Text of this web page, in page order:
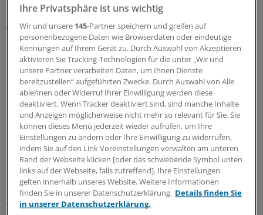
MEHR ZUM THEMA
Notfallversorgung
Neuer Bereitschaftsdienst in Nordrhein ist ein
Erfolgsmodell
In nur zwölf Stunden waren die 6.000 Fahrdienste
vergeben: Der neu strukturierte ärztliche
Bereitschaftsdienst in Nordrhein wird gut angenommen.
Zuständig sind spezielle Kooperationsmediziner.
07.08.2026
Sparpaket sorgt für Unsicherheit
Praxisbesonderheiten in Zeiten des GKV-
Spargesetzes: Klarheit soll es in der kommenden
Woche geben
Ihre Privatsphäre ist uns wichtig
Wir und unsere 145-Partner speichern und greifen auf
personenbezogene Daten wie Browserdaten oder eindeutige
Kennungen auf Ihrem Gerät zu. Durch Auswahl von Akzeptieren
aktivieren Sie Tracking-Technologien für die unter „Wir und
unsere Partner verarbeiten Daten, um Ihnen Dienste
bereitzustellen“ aufgeführten Zwecke. Durch Auswahl von Alle
ablehnen oder Widerruf Ihrer Einwilligung werden diese
deaktiviert. Wenn Tracker deaktiviert sind, sind manche Inhalte
und Anzeigen möglicherweise nicht mehr so relevant für Sie. Sie
können dieses Menü jederzeit wieder aufrufen, um Ihre
Einstellungen zu ändern oder Ihre Einwilligung zu widerrufen,
indem Sie auf den Link Voreinstellungen verwalten am unteren
Rand der Webseite klicken [oder das schwebende Symbol unten
links auf der Webseite, falls zutreffend]. Ihre Einstellungen
gelten innerhalb unseres Website. Weitere Informationen
finden Sie in unserer Datenschutzerklärung. Details finden Sie
in unserer Datenschutzerklärung.